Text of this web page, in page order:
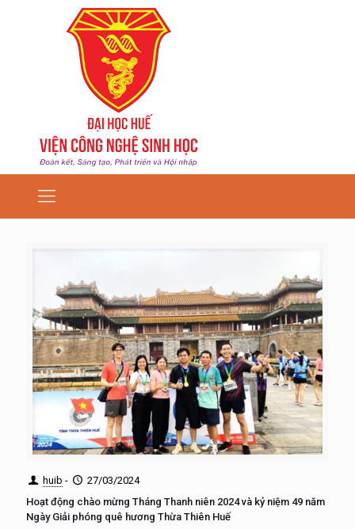
huib -
27/03/2024
Hoạt động chào mừng Tháng Thanh niên 2024 và kỷ niệm 49 năm
Ngày Giải phóng quê hương Thừa Thiên Huế